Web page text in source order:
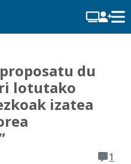
du
lotutako
izatea
1